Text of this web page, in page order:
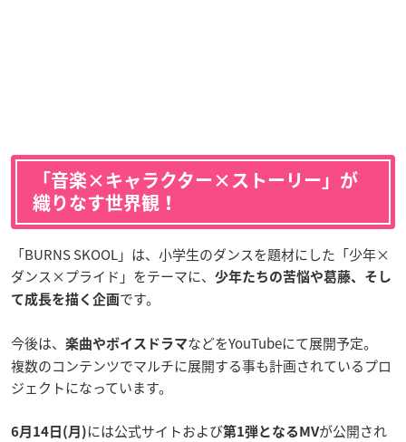
「音楽×キャラクター×ストーリー」が
織りなす世界観！
「BURNS SKOOL」は、小学生のダンスを題材にした「少年×
ダンス×プライド」をテーマに、
少年たちの苦悩や葛藤、そし
て成長を描く企画です。
今後は、 楽曲やボイスドラマなどをYouTubeにて展開予定。
複数のコンテンツでマルチに展開する事も計画されているプロ
ジェクトになっています。
6月14日(月) には公式サイトおよび第1弾となるMVが公開され